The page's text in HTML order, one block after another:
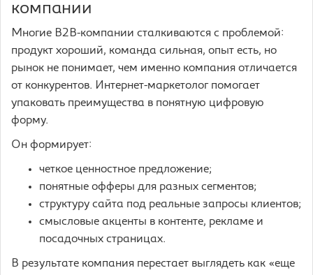
компании
Многие B2B-компании сталкиваются с проблемой:
продукт хороший, команда сильная, опыт есть, но
рынок не понимает, чем именно компания отличается
от конкурентов. Интернет-маркетолог помогает
упаковать преимущества в понятную цифровую
форму.
Он формирует:
четкое ценностное предложение;
понятные офферы для разных сегментов;
структуру сайта под реальные запросы клиентов;
смысловые акценты в контенте, рекламе и
посадочных страницах.
В результате компания перестает выглядеть как «еще